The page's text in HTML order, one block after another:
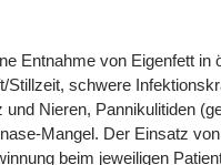
Entnahme von Eigenfett in
schwere
Nieren, Pannikulitiden
Mangel. Der Einsatz
beim jeweiligen